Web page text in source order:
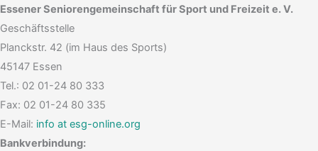
Essener Seniorengemeinschaft für Sport und Freizeit e. V.
Geschäftsstelle
Planckstr. 42 (im Haus des Sports)
45147 Essen
Tel.: 02 01-24 80 333
Fax: 02 01-24 80 335
E-Mail: info at esg-online.org
Bankverbindung: